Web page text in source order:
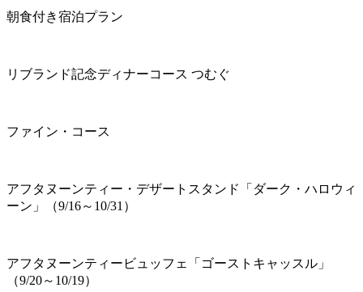
朝食付き宿泊プラン
リブランド記念ディナーコース つむぐ
ファイン・コース
アフタヌーンティー・デザートスタンド「ダーク・ハロウィ
ーン」（9/16～10/31）
アフタヌーンティービュッフェ「ゴーストキャッスル」
（9/20～10/19）